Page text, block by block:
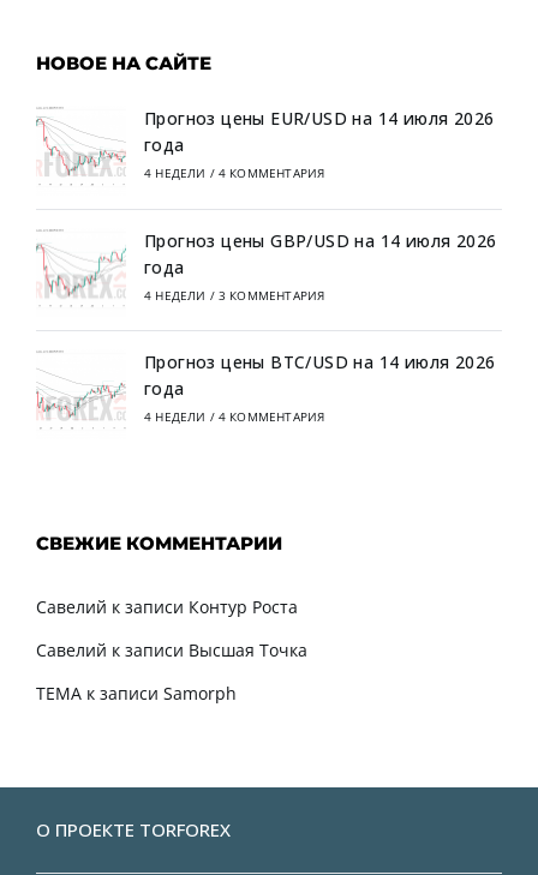
НОВОЕ НА САЙТЕ
Прогноз цены EUR/USD на 14 июля 2026
года
4 НЕДЕЛИ / 4 КОММЕНТАРИЯ
Прогноз цены GBP/USD на 14 июля 2026
года
4 НЕДЕЛИ / 3 КОММЕНТАРИЯ
Прогноз цены BTC/USD на 14 июля 2026
года
4 НЕДЕЛИ / 4 КОММЕНТАРИЯ
СВЕЖИЕ КОММЕНТАРИИ
Савелий к записи Контур Роста
Савелий к записи Высшая Точка
TEMA к записи Samorph
О ПРОЕКТЕ TORFOREX